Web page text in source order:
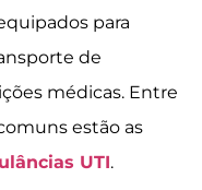
para
de
médicas. Entre
estão as
UTI.